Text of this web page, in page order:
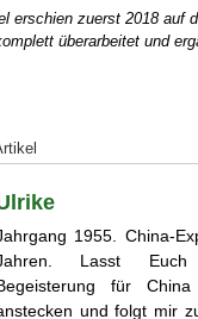
erschien zuerst 2018 auf
überarbeitet und
1955. China-
Lasst
für
und folgt mir